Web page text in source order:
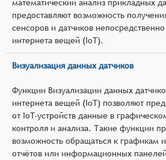
математический анализ прикладных
предоставляют возможность
сенсоров и датчиков
интернета вещей (IoT).
Визуализация данных датчиков
Функции Визуализации данных
интернета вещей (IoT) позволяют
от IoT-устройств данные в
контроля и анализа. Такие функции
возможность обращаться к графикам
отчётов или информационных